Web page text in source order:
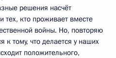
решения насчёт
тех, кто проживает вместе
войны. Но, повторяю
к тому, что делается у наших
положительного,